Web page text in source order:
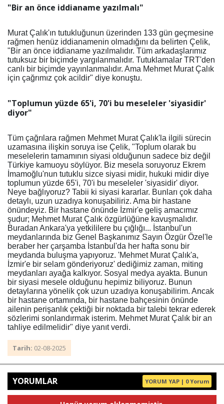
"Bir an önce iddianame yazılmalı"
Murat Çalık'ın tutukluğunun üzerinden 133 gün geçmesine
rağmen henüz iddianamenin olmadığını da belirten Çelik,
"Bir an önce iddianame yazılmalıdır. Tüm arkadaşlarımız
tutuksuz bir biçimde yargılanmalıdır. Tutuklamalar TRT'den
canlı bir biçimde yayınlanmalıdır. Ama Mehmet Murat Çalık
için çağrımız çok acildir" diye konuştu.
"Toplumun yüzde 65'i, 70'i bu meseleler 'siyasidir'
diyor"
Tüm çağrılara rağmen Mehmet Murat Çalık'la ilgili sürecin
uzamasına ilişkin soruya ise Çelik, "Toplum olarak bu
meselelerin tamamının siyasi olduğunun sadece biz değil
Türkiye kamuoyu söylüyor. Biz mesela soruyoruz Ekrem
İmamoğlu'nun tutuklu sizce siyasi midir, hukuki midir diye
toplumun yüzde 65'i, 70'i bu meseleler 'siyasidir' diyor.
Neye bağlıyoruz? Tabii ki siyasi kararlar. Bunları çok daha
detaylı, uzun uzadıya konuşabiliriz. Ama bir hastane
önündeyiz. Bir hastane önünde İzmir'e geliş amacımız
şudur; Mehmet Murat Çalık özgürlüğüne kavuşmalıdır.
Buradan Ankara'ya yetkililere bu çığlığı... İstanbul'un
meydanlarında biz Genel Başkanımız Sayın Özgür Özel'le
beraber her çarşamba İstanbul'da her hafta sonu bir
meydanda buluşma yapıyoruz. 'Mehmet Murat Çalık'a,
İzmir'e bir selam gönderiyoruz' dediğimiz zaman, miting
meydanları ayağa kalkıyor. Sosyal medya ayakta. Bunun
bir siyasi mesele olduğunu hepimiz biliyoruz. Bunun
detaylarına yönelik çok uzun uzadıya konuşabilirim. Ancak
bir hastane ortamında, bir hastane bahçesinin önünde
ailenin perişanlık çektiği bir noktada bir talebi tekrar ederek
sözlerimi sonlandırmak isterim. Mehmet Murat Çalık bir an
tahliye edilmelidir" diye yanıt verdi.
Tarih: 02-08-2025
YORUMLAR YORUM YAP | 0 Yorum